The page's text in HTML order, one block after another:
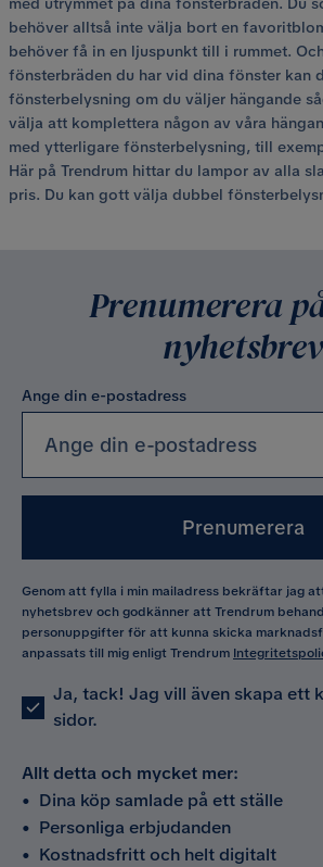
behöver alltså inte välja bort en
behöver få in en ljuspunkt till i rummet.
fönsterbräden du har vid dina fönster kan
fönsterbelysning om du väljer hängande
välja att komplettera någon av våra
med ytterligare fönsterbelysning, till
Här på Trendrum hittar du lampor av alla
pris. Du kan gott välja dubbel
Prenumerera
nyhetsbrev
Ange din e-postadress
Prenumerera
Genom att fylla i min mailadress bekräftar jag
nyhetsbrev och godkänner att Trendrum
personuppgifter för att kunna skicka
anpassats till mig enligt Trendrum
Ja, tack! Jag vill även skapa ett
sidor.
Allt detta och mycket mer:
• Dina köp samlade på ett ställe
• Personliga erbjudanden
• Kostnadsfritt och helt digitalt